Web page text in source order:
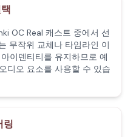
OC Real 캐스트 중에서 선
무작위 교체나 타임라인 이
이덴티티를 유지하므로 예
디오 요소를 사용할 수 있습
링